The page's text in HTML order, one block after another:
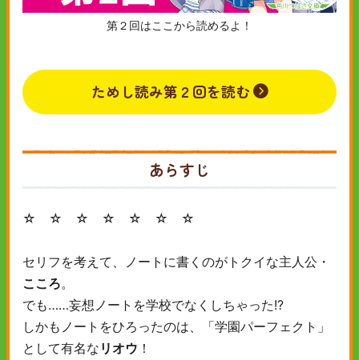
第２回はここから読めるよ！
ためし読み第２回を読む
あらすじ
☆ ☆ ☆ ☆ ☆ ☆ ☆
セリフを考えて、ノートに書くのがトクイな主人公・
こころ。
でも……妄想ノートを学校でなくしちゃった!?
しかもノートをひろったのは、「学園パーフェクト」
として有名な リオウ ！